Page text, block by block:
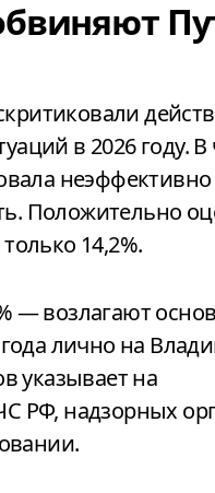
в 2026 году. В
Положительно
14,2%.
— возлагают
лично на
указывает на
РФ, надзорных